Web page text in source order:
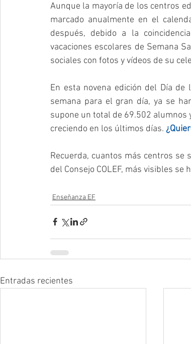
Aunque la mayoría de los centros
marcado anualmente en el
después, debido a la
vacaciones escolares de Semana
sociales con fotos y vídeos de su
En esta novena edición del Día
semana para el gran día, ya se
supone un total de 69.502 alumnos
creciendo en los últimos días.
Recuerda, cuantos más centros se
del Consejo COLEF, más visibles
Enseñanza EF
Entradas recientes